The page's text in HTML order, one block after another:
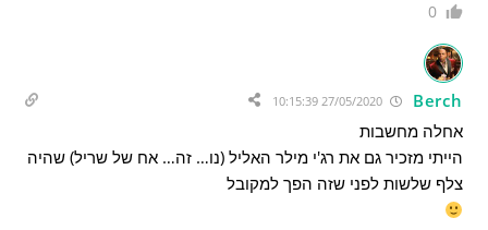
0
Berch
אחלה מחשבות
הייתי מזכיר גם את רג'י מילר האליל (נו… זה… אח של שריל) שהיה
צלף שלשות לפני שזה הפך למקובל